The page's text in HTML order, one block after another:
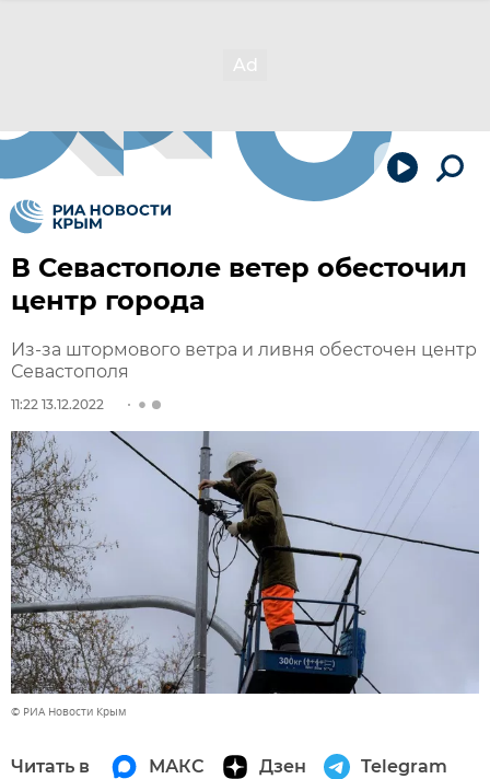
В Севастополе ветер обесточил
центр города
Из-за штормового ветра и ливня обесточен центр
Севастополя
11:22 13.12.2022
© РИА Новости Крым
Читать в МАКС Дзен Telegram